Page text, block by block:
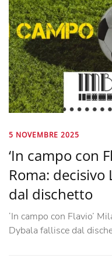
5 NOVEMBRE 2025
‘In campo con
Roma: decisivo
dal dischetto
‘In campo con Flavio’
Dybala fallisce dal